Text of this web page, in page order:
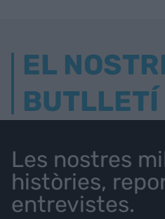
EL
BUTLLETÍ
Les nostres
històries,
entrevistes.